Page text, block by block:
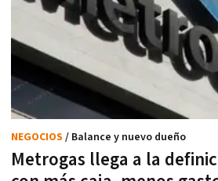
Metrogas llega a la
NEGOCIOS / Balance y nuevo dueño